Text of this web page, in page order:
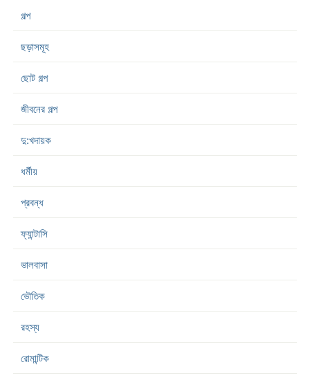
গল্প
ছড়াসমূহ
ছোট গল্প
জীবনের গল্প
দু:খদায়ক
ধর্মীয়
প্রবন্ধ
ফ্যান্টাসি
ভালবাসা
ভৌতিক
রহস্য
রোমান্টিক